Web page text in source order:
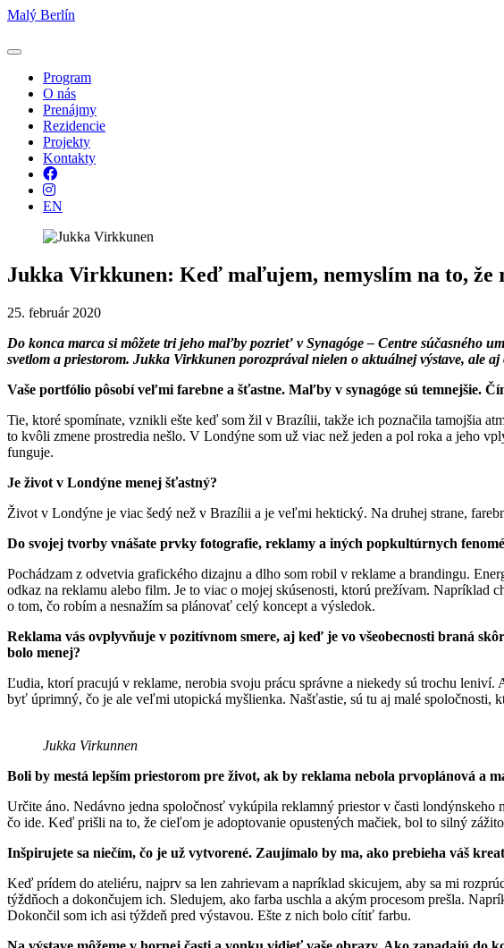
Malý Berlín
Program
O nás
Prenájmy
Rezidencie
Projekty
Kontakty
Facebook
Instagram
EN
Jukka Virkkunen: Keď maľujem, nemyslím na to, že
25. február 2020
Do konca marca si môžete tri jeho maľby pozrieť v Synagóge – Centre súčasného
svetlom a priestorom. Jukka Virkkunen porozprával nielen o aktuálnej výstave, ale
Vaše portfólio pôsobí veľmi farebne a šťastne. Maľby v synagóge sú temnejšie.
Tie, ktoré spomínate, vznikli ešte keď som žil v Brazílii, takže ich poznačila tamojšia
to kvôli zmene prostredia nešlo. V Londýne som už viac než jeden a pol roka a jeho
funguje.
Je život v Londýne menej šťastný?
Život v Londýne je viac šedý než v Brazílii a je veľmi hektický. Na druhej strane,
Do svojej tvorby vnášate prvky fotografie, reklamy a iných popkultúrnych
Pochádzam z odvetvia grafického dizajnu a dlho som robil v reklame a brandingu.
odkaz na reklamu alebo film. Je to viac o mojej skúsenosti, ktorú prežívam.
o tom, čo robím a nesnažím sa plánovať celý koncept a výsledok.
Reklama vás ovplyvňuje v pozitívnom smere, aj keď je vo všeobecnosti braná
bolo menej?
Ľudia, ktorí pracujú v reklame, nerobia svoju prácu správne a niekedy sú trochu
byť úprimný, čo je ale veľmi utopická myšlienka. Našťastie, sú tu aj malé spoločnosti,
Jukka Virkunnen
Boli by mestá lepším priestorom pre život, ak by reklama nebola prvoplánová a
Určite áno. Nedávno jedna spoločnosť vykúpila reklamný priestor v časti
čo ide. Keď prišli na to, že cieľom je adoptovanie opustených mačiek, bol to silný
Inšpirujete sa niečím, čo je už vytvorené. Zaujímalo by ma, ako prebieha váš
Keď prídem do ateliéru, najprv sa len zahrievam a napríklad skicujem, aby sa mi
týždňoch a dokončujem ich. Sledujem, ako farba uschla a akým procesom prešla.
Dokončil som ich asi týždeň pred výstavou. Ešte z nich bolo cítiť farbu.